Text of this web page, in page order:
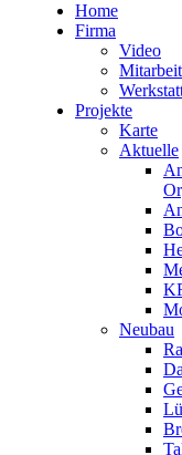
Home
Firma
Video
Projekte
Karte
Aktuelle
Neubau